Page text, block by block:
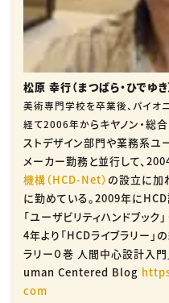
松原 幸行（まつばら・ひでゆき
美術専門学校を卒業後、パイオ
経て2006年からキヤノン・総
ストデザイン部門や業務系ユ
メーカー勤務と並行して、
機構（HCD-Net） の設立に加
に勤めている。2009年に
「ユーザビリティハンドブック
4年より「HCDライブラリー」
ラリー０巻 人間中心設計入門
uman Centered Blog
com